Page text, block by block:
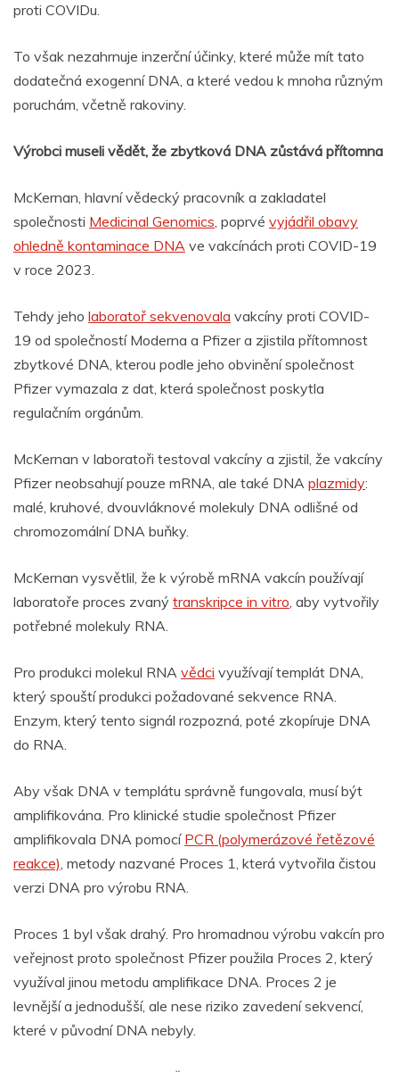
proti COVIDu.
To však nezahrnuje inzerční účinky, které může mít tato
dodatečná exogenní DNA, a které vedou k mnoha různým
poruchám, včetně rakoviny.
Výrobci museli vědět, že zbytková DNA zůstává přítomna
McKernan, hlavní vědecký pracovník a zakladatel
společnosti Medicinal Genomics, poprvé vyjádřil obavy
ohledně kontaminace DNA ve vakcínách proti COVID-19
v roce 2023.
Tehdy jeho laboratoř sekvenovala vakcíny proti COVID-
19 od společností Moderna a Pfizer a zjistila přítomnost
zbytkové DNA, kterou podle jeho obvinění společnost
Pfizer vymazala z dat, která společnost poskytla
regulačním orgánům.
McKernan v laboratoři testoval vakcíny a zjistil, že vakcíny
Pfizer neobsahují pouze mRNA, ale také DNA plazmidy:
malé, kruhové, dvouvláknové molekuly DNA odlišné od
chromozomální DNA buňky.
McKernan vysvětlil, že k výrobě mRNA vakcín používají
laboratoře proces zvaný transkripce in vitro, aby vytvořily
potřebné molekuly RNA.
Pro produkci molekul RNA vědci využívají templát DNA,
který spouští produkci požadované sekvence RNA.
Enzym, který tento signál rozpozná, poté zkopíruje DNA
do RNA.
Aby však DNA v templátu správně fungovala, musí být
amplifikována. Pro klinické studie společnost Pfizer
amplifikovala DNA pomocí PCR (polymerázové řetězové
reakce), metody nazvané Proces 1, která vytvořila čistou
verzi DNA pro výrobu RNA.
Proces 1 byl však drahý. Pro hromadnou výrobu vakcín pro
veřejnost proto společnost Pfizer použila Proces 2, který
využíval jinou metodu amplifikace DNA. Proces 2 je
levnější a jednodušší, ale nese riziko zavedení sekvencí,
které v původní DNA nebyly.